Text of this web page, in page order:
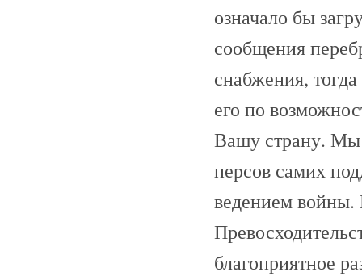
означало бы
сообщения
снабжения,
его по
Вашу страну. Мы
персов самих
ведением войны.
благоприятное